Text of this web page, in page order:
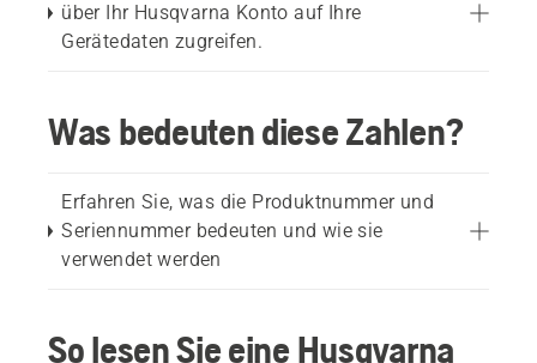
über Ihr Husqvarna Konto auf Ihre
Gerätedaten zugreifen.
Was bedeuten diese Zahlen?
Erfahren Sie, was die Produktnummer und
Seriennummer bedeuten und wie sie
verwendet werden
So lesen Sie eine Husqvarna